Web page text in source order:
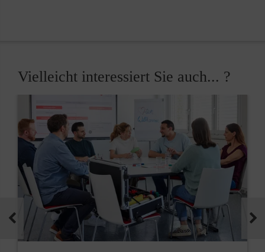
Vielleicht interessiert Sie auch... ?